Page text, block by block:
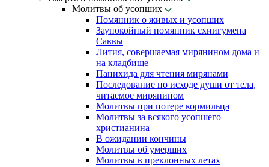
Молитвы об усопших
Помянник о живых и усопших
Заупокойный помянник схиигумена
Саввы
Лития, совершаемая мирянином дома и
на кладбище
Панихида для чтения мирянами
Последование по исходе души от тела,
читаемое мирянином
Молитвы при потере кормильца
Молитвы за всякого усопшего
христианина
В ожидании кончины
Молитвы об умерших
Молитвы в преклонных летах